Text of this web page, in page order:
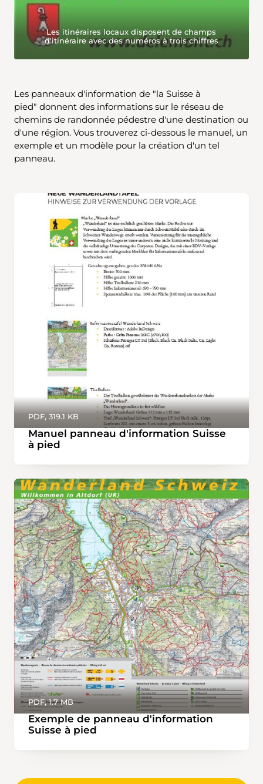
Les itinéraires locaux disposent de champs
d'itinéraire avec des numéros à trois chiffres
Les panneaux d'information de "la Suisse à
pied" donnent des informations sur le réseau de
chemins de randonnée pédestre d'une destination ou
d'une région. Vous trouverez ci-dessous le manuel, un
exemple et un modèle pour la création d'un tel
panneau.
Manuel panneau d'information Suisse
à pied
PDF, 319.1 KB
Exemple de panneau d'information
Suisse à pied
PDF, 1.7 MB